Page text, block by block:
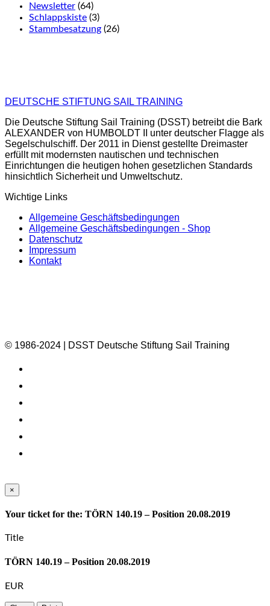
Newsletter (64)
Schlappskiste (3)
Stammbesatzung (26)
DEUTSCHE STIFTUNG SAIL TRAINING
Die Deutsche Stiftung Sail Training (DSST) betreibt die Bark
ALEXANDER von HUMBOLDT II unter deutscher Flagge als
Segelschulschiff. Der 2011 in Dienst gestellte Dreimaster
erfüllt mit modernsten nautischen und technischen
Einrichtungen die heutigen hohen gesetzlichen Standards
hinsichtlich Sicherheit und Umweltschutz.
Wichtige Links
Allgemeine Geschäftsbedingungen
Allgemeine Geschäftsbedingungen - Shop
Datenschutz
Impressum
Kontakt
© 1986-2024 | DSST Deutsche Stiftung Sail Training
×
Your ticket for the: TÖRN 140.19 – Position 20.08.2019
Title
TÖRN 140.19 – Position 20.08.2019
EUR